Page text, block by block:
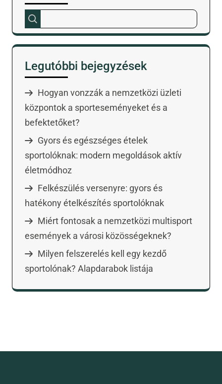
Legutóbbi bejegyzések
Hogyan vonzzák a nemzetközi üzleti
központok a sporteseményeket és a
befektetőket?
Gyors és egészséges ételek
sportolóknak: modern megoldások aktív
életmódhoz
Felkészülés versenyre: gyors és
hatékony ételkészítés sportolóknak
Miért fontosak a nemzetközi multisport
események a városi közösségeknek?
Milyen felszerelés kell egy kezdő
sportolónak? Alapdarabok listája